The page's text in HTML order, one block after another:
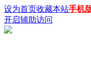
设为首页收藏本站手机
开启辅助访问